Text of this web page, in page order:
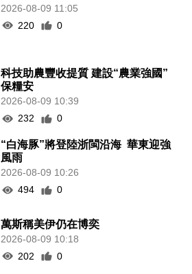
2026-08-09 11:05
220
0
科技助農豐收提質 建設“農業強國”
保糧安
2026-08-09 10:39
232
0
“白海豚”將登陸浙閩沿海 華東迎強
風雨
2026-08-09 10:26
494
0
萬斯稱美伊仍在博奕
2026-08-09 10:18
202
0